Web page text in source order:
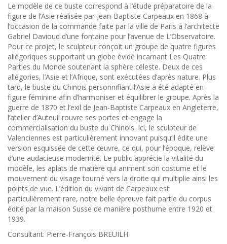
Le modèle de ce buste correspond à l’étude préparatoire de la
figure de l’Asie réalisée par Jean-Baptiste Carpeaux en 1868 à
l’occasion de la commande faite par la ville de Paris à l’architecte
Gabriel Davioud d’une fontaine pour l’avenue de L’Observatoire.
Pour ce projet, le sculpteur conçoit un groupe de quatre figures
allégoriques supportant un globe évidé incarnant Les Quatre
Parties du Monde soutenant la sphère céleste. Deux de ces
allégories, l’Asie et l’Afrique, sont exécutées d’après nature. Plus
tard, le buste du Chinois personnifiant l’Asie a été adapté en
figure féminine afin d’harmoniser et équilibrer le groupe. Après la
guerre de 1870 et l’exil de Jean-Baptiste Carpeaux en Angleterre,
l’atelier d’Auteuil rouvre ses portes et engage la
commercialisation du buste du Chinois. Ici, le sculpteur de
Valenciennes est particulièrement innovant puisqu’il édite une
version esquissée de cette œuvre, ce qui, pour l’époque, relève
d’une audacieuse modernité. Le public apprécie la vitalité du
modèle, les aplats de matière qui animent son costume et le
mouvement du visage tourné vers la droite qui multiplie ainsi les
points de vue. L’édition du vivant de Carpeaux est
particulièrement rare, notre belle épreuve fait partie du corpus
édité par la maison Susse de manière posthume entre 1920 et
1939.
Consultant: Pierre-François BREUILH